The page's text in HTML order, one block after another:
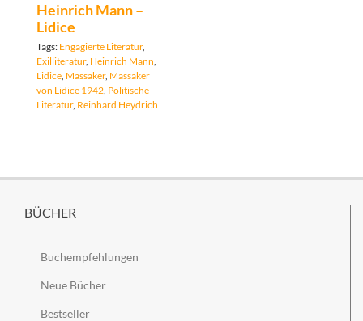
Heinrich Mann –
Lidice
Tags: Engagierte Literatur,
Exilliteratur, Heinrich Mann,
Lidice, Massaker, Massaker
von Lidice 1942, Politische
Literatur, Reinhard Heydrich
BÜCHER
Buchempfehlungen
Neue Bücher
Bestseller